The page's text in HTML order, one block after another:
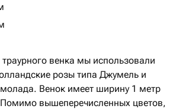
венка мы использовали
розы типа Джумель и
Венок имеет ширину 1 метр